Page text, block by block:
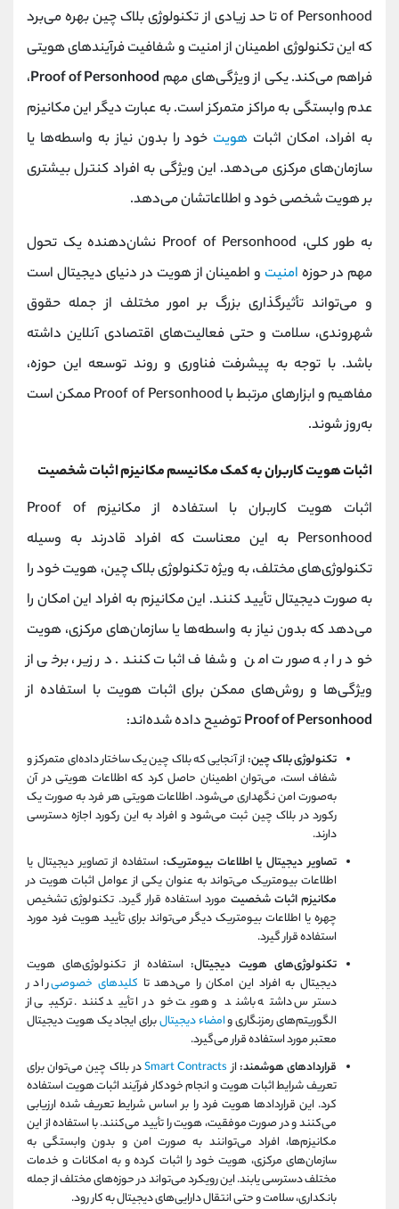
of Personhood تا حد زیادی از تکنولوژی بلاک چین بهره می‌برد
که این تکنولوژی اطمینان از امنیت و شفافیت فرآیندهای هویتی
فراهم می‌کند. یکی از ویژگی‌های مهم Proof of Personhood،
عدم وابستگی به مراکز متمرکز است. به عبارت دیگر این مکانیزم
به افراد، امکان اثبات هویت خود را بدون نیاز به واسطه‌ها یا
سازمان‌های مرکزی می‌دهد. این ویژگی به افراد کنترل بیشتری
بر هویت شخصی خود و اطلاعاتشان می‌دهد.
به طور کلی، Proof of Personhood نشان‌دهنده یک تحول
مهم در حوزه امنیت و اطمینان از هویت در دنیای دیجیتال است
و می‌تواند تأثیرگذاری بزرگ بر امور مختلف از جمله حقوق
شهروندی، سلامت و حتی فعالیت‌های اقتصادی آنلاین داشته
باشد. با توجه به پیشرفت فناوری و روند توسعه این حوزه،
مفاهیم و ابزارهای مرتبط با Proof of Personhood ممکن است
به‌روز شوند.
اثبات هویت کاربران به کمک مکانیسم مکانیزم اثبات شخصیت
اثبات هویت کاربران با استفاده از مکانیزم Proof of
Personhood به این معناست که افراد قادرند به وسیله
تکنولوژی‌های مختلف، به ویژه تکنولوژی بلاک چین، هویت خود را
به صورت دیجیتال تأیید کنند. این مکانیزم به افراد این امکان را
می‌دهد که بدون نیاز به واسطه‌ها یا سازمان‌های مرکزی، هویت
خود را به صورت امن و شفاف اثبات کنند. در زیر، برخی از
ویژگی‌ها و روش‌های ممکن برای اثبات هویت با استفاده از
Proof of Personhoodتوضیح داده شده‌اند:
تکنولوژی بلاک چین: از آنجایی که بلاک چین یک ساختار داده‌ای متمرکز و
شفاف است، می‌توان اطمینان حاصل کرد که اطلاعات هویتی در آن
به‌صورت امن نگهداری می‌شود. اطلاعات هویتی هر فرد به صورت یک
رکورد در بلاک چین ثبت می‌شود و افراد به این رکورد اجازه دسترسی
دارند.
تصاویر دیجیتال یا اطلاعات بیومتریک: استفاده از تصاویر دیجیتال یا
اطلاعات بیومتریک می‌تواند به عنوان یکی از عوامل اثبات هویت در
مکانیزم اثبات شخصیت مورد استفاده قرار گیرد. تکنولوژی تشخیص
چهره یا اطلاعات بیومتریک دیگر می‌تواند برای تأیید هویت فرد مورد
استفاده قرار گیرد.
تکنولوژی‌های هویت دیجیتال: استفاده از تکنولوژی‌های هویت
دیجیتال به افراد این امکان را می‌دهد تا کلیدهای خصوصیرا در
دسترس داشته باشند و هویت خود را تأیید کنند. ترکیبی از
الگوریتم‌های رمزنگاری وامضاء دیجیتالبرای ایجاد یک هویت دیجیتال
معتبر مورد استفاده قرار می‌گیرد.
قراردادهای هوشمند: ازSmart Contractsدر بلاک چین می‌توان برای
تعریف شرایط اثبات هویت و انجام خودکار فرآیند اثبات هویت استفاده
کرد. این قراردادها هویت فرد را بر اساس شرایط تعریف شده ارزیابی
می‌کنند و در صورت موفقیت، هویت را تأیید می‌کنند. با استفاده از این
مکانیزم‌ها، افراد می‌توانند به صورت امن و بدون وابستگی به
سازمان‌های مرکزی، هویت خود را اثبات کرده و به امکانات و خدمات
مختلف دسترسی یابند. این رویکرد می‌تواند در حوزه‌های مختلف از جمله
بانکداری، سلامت و حتی انتقال دارایی‌های دیجیتال به کار رود.